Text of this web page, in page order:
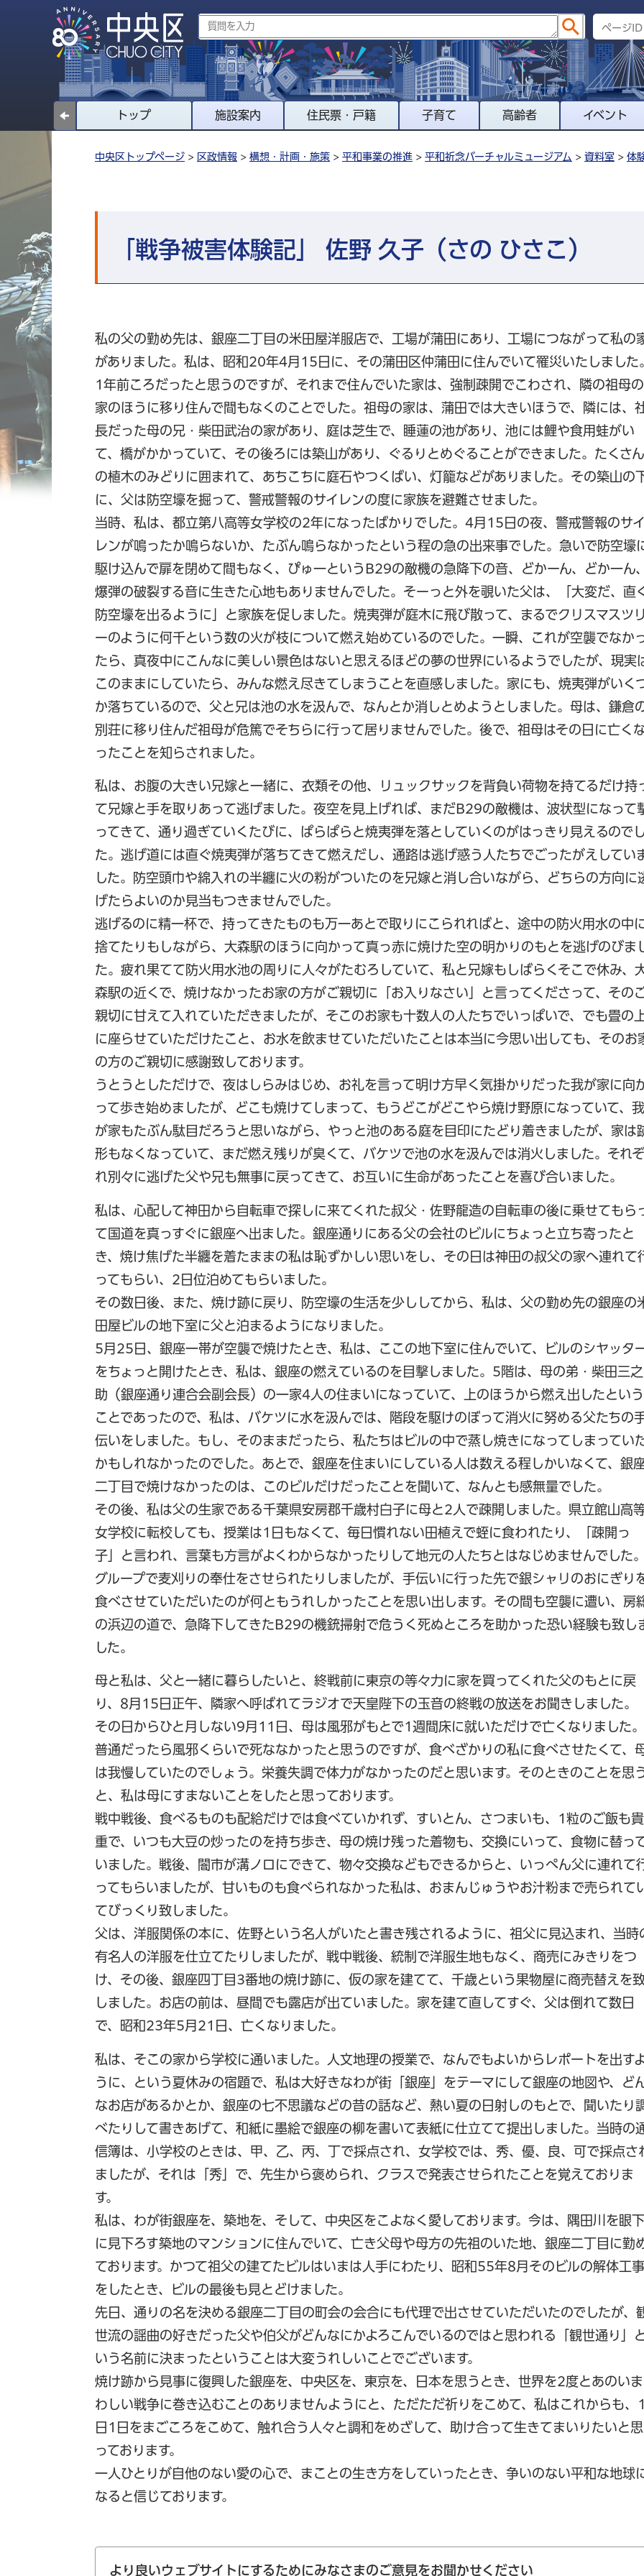
トップ 施設案内 住民票・戸籍 子育て 高齢者 イベント
中央区トップページ > 区政情報 > 構想・計画・施策 > 平和事業の推進 > 平和祈念バーチャルミュージアム > 資料室 > 体
「戦争被害体験記」 佐野 久子（さの ひさこ）
私の父の勤め先は、銀座二丁目の米田屋洋服店で、工場が蒲田にあり、工場につながって私の
がありました。私は、昭和20年4月15日に、その蒲田区仲蒲田に住んでいて罹災いたしました
1年前ころだったと思うのですが、それまで住んでいた家は、強制疎開でこわされ、隣の祖母の
家のほうに移り住んで間もなくのことでした。祖母の家は、蒲田では大きいほうで、隣には、
長だった母の兄・柴田武治の家があり、庭は芝生で、睡蓮の池があり、池には鯉や食用蛙がい
て、橋がかかっていて、その後ろには築山があり、ぐるりとめぐることができました。たくさん
の植木のみどりに囲まれて、あちこちに庭石やつくばい、灯籠などがありました。その築山の
に、父は防空壕を掘って、警戒警報のサイレンの度に家族を避難させました。
当時、私は、都立第八高等女学校の2年になったばかりでした。4月15日の夜、警戒警報のサイ
レンが鳴ったか鳴らないか、たぶん鳴らなかったという程の急の出来事でした。急いで防空壕
駆け込んで扉を閉めて間もなく、ぴゅ一というB29の敵機の急降下の音、どかーん、どか一ん、
爆弾の破裂する音に生きた心地もありませんでした。そーっと外を覗いた父は、「大変だ、直
防空壕を出るように」と家族を促しました。焼夷弾が庭木に飛び散って、まるでクリスマスツリ
ーのように何千という数の火が枝について燃え始めているのでした。一瞬、これが空襲でなか
たら、真夜中にこんなに美しい景色はないと思えるほどの夢の世界にいるようでしたが、現実
このままにしていたら、みんな燃え尽きてしまうことを直感しました。家にも、焼夷弾がいく
か落ちているので、父と兄は池の水を汲んで、なんとか消しとめようとしました。母は、鎌倉
別荘に移り住んだ祖母が危篤でそちらに行って居りませんでした。後で、祖母はその日に亡く
ったことを知らされました。
私は、お腹の大きい兄嫁と一緒に、衣類その他、リュックサックを背負い荷物を持てるだけ持
て兄嫁と手を取りあって逃げました。夜空を見上げれば、まだB29の敵機は、波状型になって
ってきて、通り過ぎていくたびに、ぱらぱらと焼夷弾を落としていくのがはっきり見えるのでし
た。逃げ道には直ぐ焼夷弾が落ちてきて燃えだし、通路は逃げ惑う人たちでごったがえしてい
した。防空頭巾や綿入れの半纏に火の粉がついたのを兄嫁と消し合いながら、どちらの方向に
げたらよいのか見当もつきませんでした。
逃げるのに精一杯で、持ってきたものも万一あとで取りにこられればと、途中の防火用水の中
捨てたりもしながら、大森駅のほうに向かって真っ赤に焼けた空の明かりのもとを逃げのびま
た。疲れ果てて防火用水池の周りに人々がたむろしていて、私と兄嫁もしばらくそこで休み、
森駅の近くで、焼けなかったお家の方がご親切に「お入りなさい」と言ってくださって、その
親切に甘えて入れていただきましたが、そこのお家も十数人の人たちでいっぱいで、でも畳の
に座らせていただけたこと、お水を飲ませていただいたことは本当に今思い出しても、そのお
の方のご親切に感謝致しております。
うとうとしただけで、夜はしらみはじめ、お礼を言って明け方早く気掛かりだった我が家に向
って歩き始めましたが、どこも焼けてしまって、もうどこがどこやら焼け野原になっていて、我
が家もたぶん駄目だろうと思いながら、やっと池のある庭を目印にたどり着きましたが、家は
形もなくなっていて、まだ燃え残りが臭くて、バケツで池の水を汲んでは消火しました。それぞ
れ別々に逃げた父や兄も無事に戻ってきて、お互いに生命があったことを喜び合いました。
私は、心配して神田から自転車で探しに来てくれた叔父・佐野龍造の自転車の後に乗せてもら
て国道を真っすぐに銀座へ出ました。銀座通りにある父の会社のビルにちょっと立ち寄ったと
き、焼け焦げた半纏を着たままの私は恥ずかしい思いをし、その日は神田の叔父の家へ連れて
ってもらい、2日位泊めてもらいました。
その数日後、また、焼け跡に戻り、防空壕の生活を少ししてから、私は、父の勤め先の銀座の
田屋ビルの地下室に父と泊まるようになりました。
5月25日、銀座一帯が空襲で焼けたとき、私は、ここの地下室に住んでいて、ビルのシヤッタ
をちょっと開けたとき、私は、銀座の燃えているのを目撃しました。5階は、母の弟・柴田三之
助（銀座通り連合会副会長）の一家4人の住まいになっていて、上のほうから燃え出したという
ことであったので、私は、バケツに水を汲んでは、階段を駆けのぼって消火に努める父たちの
伝いをしました。もし、そのままだったら、私たちはビルの中で蒸し焼きになってしまってい
かもしれなかったのでした。あとで、銀座を住まいにしている人は数える程しかいなくて、銀
二丁目で焼けなかったのは、このビルだけだったことを聞いて、なんとも感無量でした。
その後、私は父の生家である千葉県安房郡千歳村白子に母と2人で疎開しました。県立館山高
女学校に転校しても、授業は1日もなくて、毎日慣れない田植えで蛭に食われたり、「疎開っ
子」と言われ、言葉も方言がよくわからなかったりして地元の人たちとはなじめませんでした。
グループで麦刈りの奉仕をさせられたりしましたが、手伝いに行った先で銀シャリのおにぎり
食べさせていただいたのが何ともうれしかったことを思い出します。その間も空襲に遭い、房
の浜辺の道で、急降下してきたB29の機銃掃射で危うく死ぬところを助かった恐い経験も致し
した。
母と私は、父と一緒に暮らしたいと、終戦前に東京の等々力に家を買ってくれた父のもとに戻
り、8月15日正午、隣家へ呼ばれてラジオで天皇陛下の玉音の終戦の放送をお聞きしました。
その日からひと月しない9月11日、母は風邪がもとで1週間床に就いただけで亡くなりました。
普通だったら風邪くらいで死ななかったと思うのですが、食べざかりの私に食べさせたくて、
は我慢していたのでしょう。栄養失調で体力がなかったのだと思います。そのときのことを思
と、私は母にすまないことをしたと思っております。
戦中戦後、食べるものも配給だけでは食べていかれず、すいとん、さつまいも、1粒のご飯も貴
重で、いつも大豆の炒ったのを持ち歩き、母の焼け残った着物も、交換にいって、食物に替っ
いました。戦後、闇市が溝ノロにできて、物々交換などもできるからと、いっぺん父に連れて
ってもらいましたが、甘いものも食べられなかった私は、おまんじゅうやお汁粉まで売られて
てびっくり致しました。
父は、洋服関係の本に、佐野という名人がいたと書き残されるように、祖父に見込まれ、当時
有名人の洋服を仕立てたりしましたが、戦中戦後、統制で洋服生地もなく、商売にみきりをつ
け、その後、銀座四丁目3番地の焼け跡に、仮の家を建てて、千歳という果物屋に商売替えを
しました。お店の前は、昼間でも露店が出ていました。家を建て直してすぐ、父は倒れて数日
で、昭和23年5月21日、亡くなりました。
私は、そこの家から学校に通いました。人文地理の授業で、なんでもよいからレポートを出す
うに、という夏休みの宿題で、私は大好きなわが街「銀座」をテーマにして銀座の地図や、ど
なお店があるかとか、銀座の七不思議などの昔の話など、熱い夏の日射しのもとで、聞いたり
べたりして書きあげて、和紙に墨絵で銀座の柳を書いて表紙に仕立てて提出しました。当時の
信簿は、小学校のときは、甲、乙、丙、丁で採点され、女学校では、秀、優、良、可で採点さ
ましたが、それは「秀」で、先生から褒められ、クラスで発表させられたことを覚えておりま
す。
私は、わが街銀座を、築地を、そして、中央区をこよなく愛しております。今は、隅田川を眼下
に見下ろす築地のマンションに住んでいて、亡き父母や母方の先祖のいた地、銀座二丁目に勤
ております。かつて祖父の建てたビルはいまは人手にわたり、昭和55年8月そのビルの解体工事
をしたとき、ビルの最後も見とどけました。
先日、通りの名を決める銀座二丁目の町会の会合にも代理で出させていただいたのでしたが、
世流の謡曲の好きだった父や伯父がどんなにかよろこんでいるのではと思われる「観世通り」と
いう名前に決まったということは大変うれしいことでございます。
焼け跡から見事に復興した銀座を、中央区を、東京を、日本を思うとき、世界を2度とあのいま
わしい戦争に巻き込むことのありませんようにと、ただただ祈りをこめて、私はこれからも、1
日1日をまごころをこめて、触れ合う人々と調和をめざして、助け合って生きてまいりたいと思
っております。
一人ひとりが自他のない愛の心で、まことの生き方をしていったとき、争いのない平和な地球
なると信じております。
より良いウェブサイトにするためにみなさまのご意見をお聞かせください